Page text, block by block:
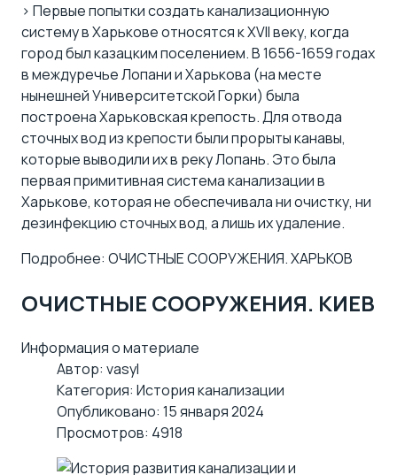
> Первые попытки создать канализационную
систему в Харькове относятся к XVII веку, когда
город был казацким поселением. В 1656-1659 годах
в междуречье Лопани и Харькова (на месте
нынешней Университетской Горки) была
построена Харьковская крепость. Для отвода
сточных вод из крепости были прорыты канавы,
которые выводили их в реку Лопань. Это была
первая примитивная система канализации в
Харькове, которая не обеспечивала ни очистку, ни
дезинфекцию сточных вод, а лишь их удаление.
Подробнее: ОЧИСТНЫЕ СООРУЖЕНИЯ. ХАРЬКОВ
ОЧИСТНЫЕ СООРУЖЕНИЯ. КИЕВ
Информация о материале
Автор: vasyl
Категория: История канализации
Опубликовано: 15 января 2024
Просмотров: 4918